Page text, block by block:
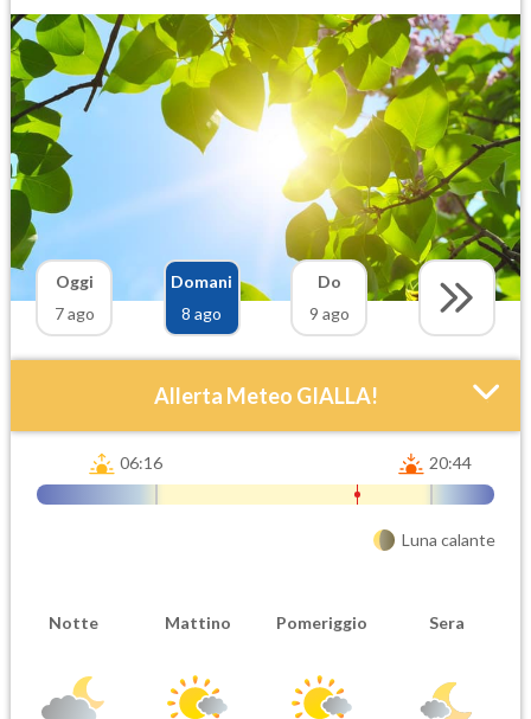
Oggi
7 ago
Domani
8 ago
Do
9 ago
Allerta Meteo GIALLA!
Orario inizio
Ora fine
06:16 20:44
Luna calante
Notte Mattino Pomeriggio Sera